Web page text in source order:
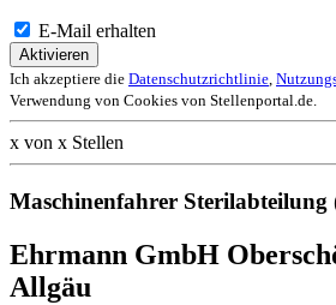
E-Mail erhalten
Aktivieren
Ich akzeptiere die Datenschutzrichtlinie,
Verwendung von Cookies von Stellenportal.de.
x von x Stellen
Maschinenfahrer Sterilabteilung
Ehrmann GmbH
Allgäu